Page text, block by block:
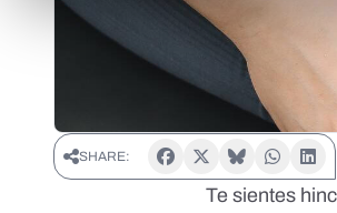
SHARE:
Te sientes